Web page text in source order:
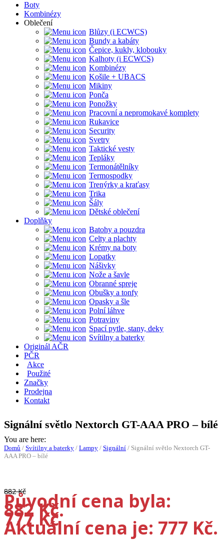
Boty
Kombinézy
Oblečení
Blůzy (i ECWCS)
Bundy a kabáty
Čepice, kukly, klobouky
Kalhoty (i ECWCS)
Kombinézy
Košile + UBACS
Mikiny
Ponča
Ponožky
Pracovní a nepromokavé komplety
Rukavice
Security
Svetry
Taktické vesty
Tepláky
Termonátělníky
Termospodky
Trenýrky a kraťasy
Trika
Šály
Dětské oblečení
Doplňky
Batohy a pouzdra
Celty a plachty
Krémy na boty
Lopatky
Nášivky
Nože a šavle
Obranné spreje
Obušky a tonfy
Opasky a šle
Polní láhve
Potraviny
Spací pytle, stany, deky
Svítilny a baterky
Originál AČR
PČR
Akce
Použité
Značky
Prodejna
Kontakt
Signální světlo Nextorch GT-AAA PRO – bílé
You are here:
Domů / Svítilny a baterky / Lampy / Signální / Signální světlo Nextorch GT-
AAA PRO – bílé
882Kč
Původní cena byla:
882 Kč.
777Kč
Aktuální cena je: 777 Kč.